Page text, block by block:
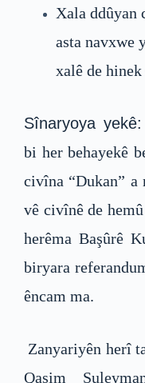
Xala ddûyan
asta navxwe
xalê de
Sînaryoya yekê:
bi her behayekê
civîna “Dukan” a
vê civînê de
herêma Başûrê
biryara
êncam ma.
Zanyariyên herî
Qasim